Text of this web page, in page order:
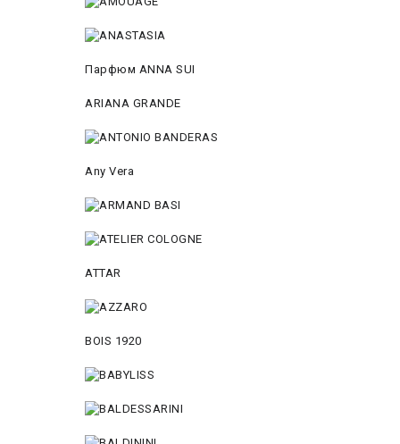
Парфюм ANNA SUI
ARIANA GRANDE
Any Vera
ATTAR
BOIS 1920